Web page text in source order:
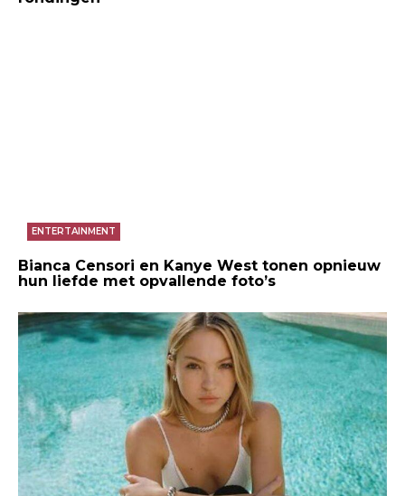
ENTERTAINMENT
Bianca Censori en Kanye West tonen opnieuw
hun liefde met opvallende foto’s